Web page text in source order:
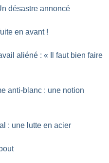
désastre annoncé
en avant !
aliéné : «
Il faut bien faire
anti-blanc : une notion
: une lutte en acier